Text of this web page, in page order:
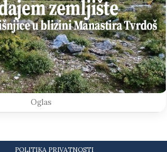
Oglas
POLITIKA PRIVATNOSTI